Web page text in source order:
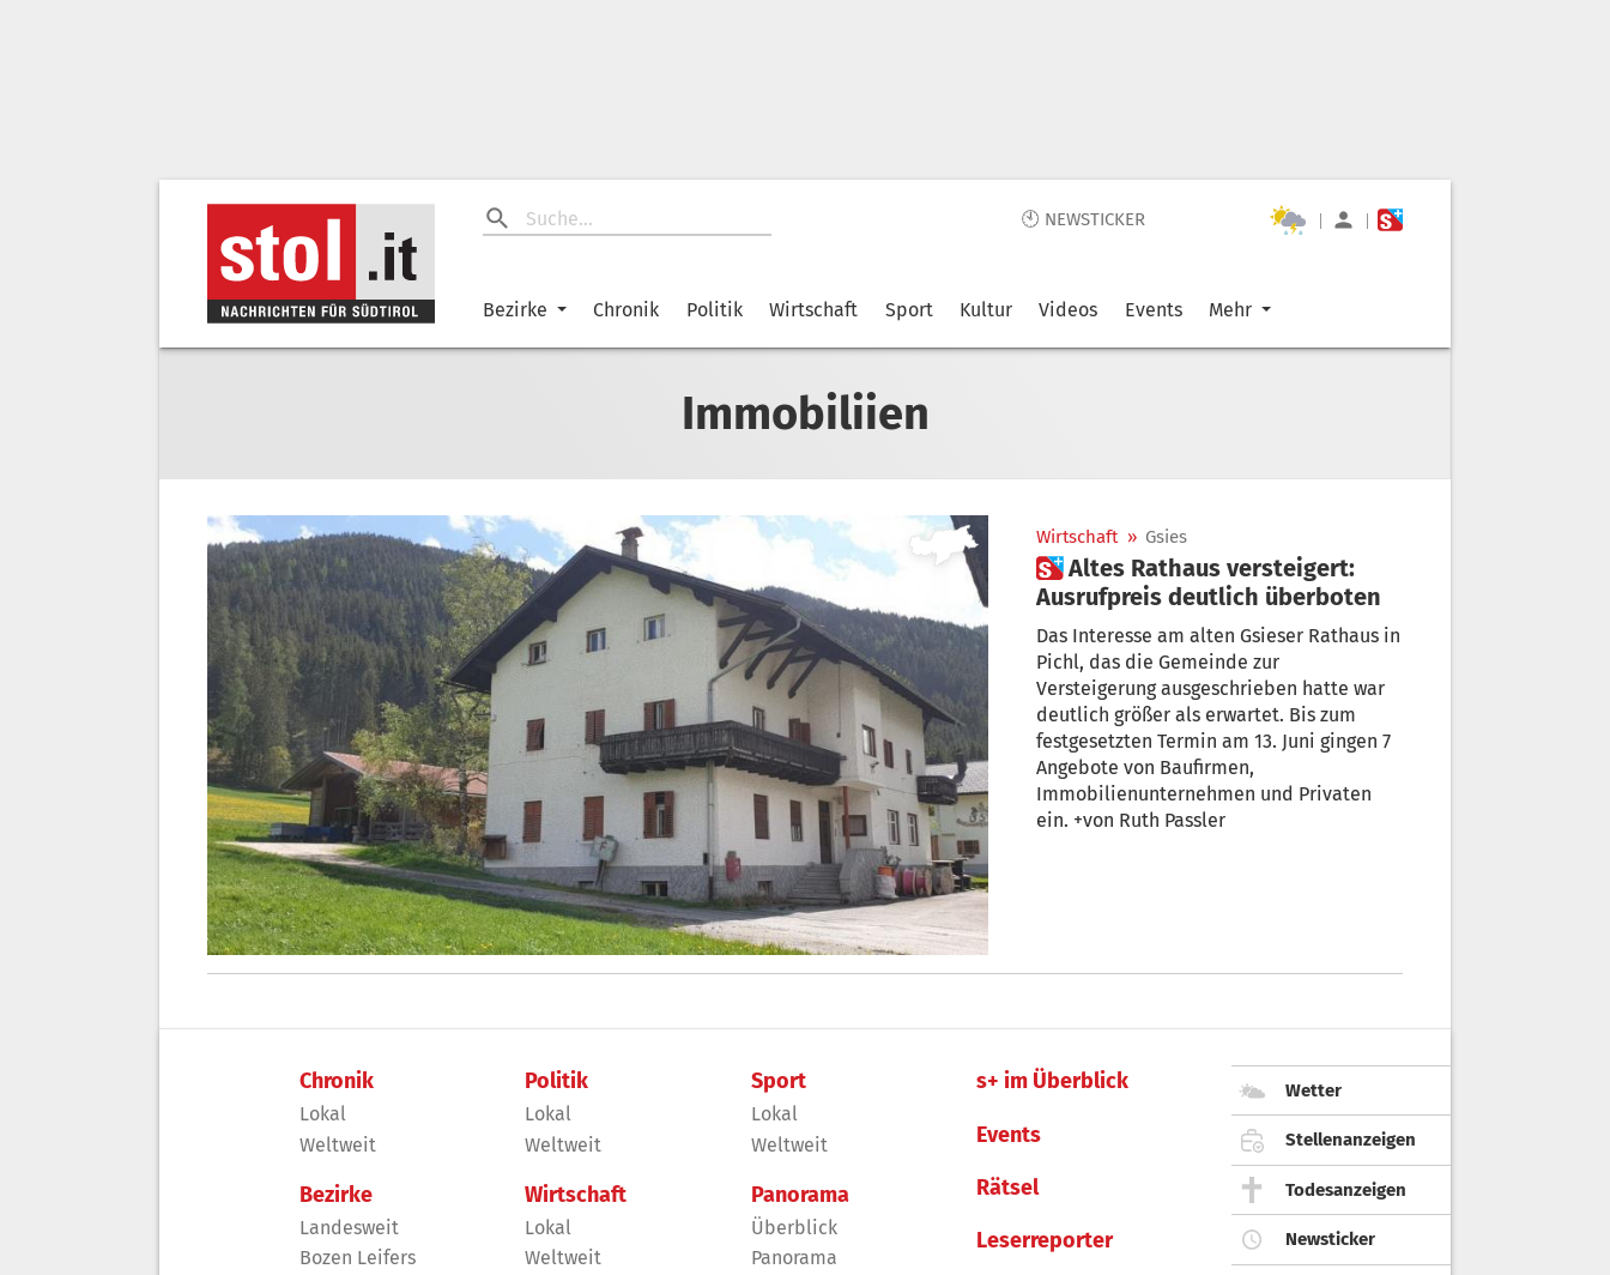
🕙 NEWSTICKER | |
Bezirke Chronik Politik Wirtschaft Sport Kultur Videos Events Mehr
Immobiliien
Wirtschaft » Gsies
 Altes Rathaus versteigert:
Ausrufpreis deutlich überboten
Das Interesse am alten Gsieser Rathaus in
Pichl, das die Gemeinde zur
Versteigerung ausgeschrieben hatte war
deutlich größer als erwartet. Bis zum
festgesetzten Termin am 13. Juni gingen 7
Angebote von Baufirmen,
Immobilienunternehmen und Privaten
ein. +von Ruth Passler
Chronik
Lokal
Weltweit
Bezirke
Landesweit
Bozen Leifers
Politik
Lokal
Weltweit
Wirtschaft
Lokal
Weltweit
Sport
Lokal
Weltweit
Panorama
Überblick
Panorama
s+ im Überblick
Events
Rätsel
Leserreporter
Wetter
Stellenanzeigen
Todesanzeigen
Newsticker